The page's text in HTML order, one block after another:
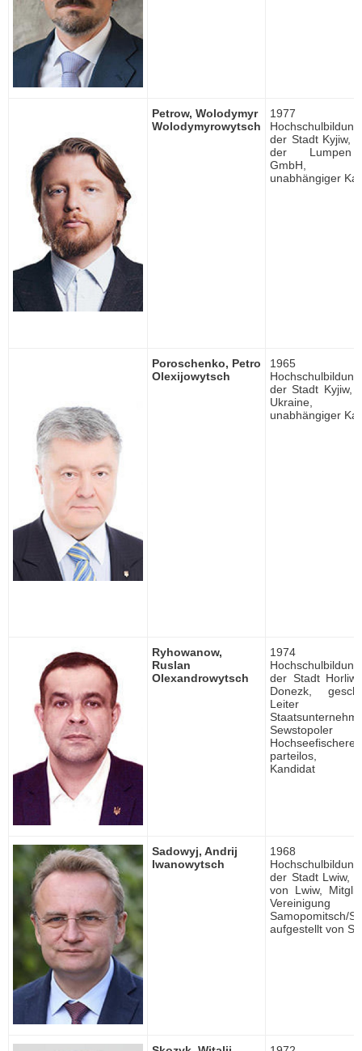
Petrow, Wolodymyr
Wolodymyrowytsch
1977
der Stadt Kyjiw,
der Lumpen
GmbH,
unabhängiger
Poroschenko, Petro
Olexijowytsch
1965
der Stadt Kyjiw,
Ukraine,
unabhängiger
Ryhowanow,
Ruslan
Olexandrowytsch
1974
der Stadt
Donezk,
Sewstopoler
parteilos,
Kandidat
Sadowyj, Andrij
Iwanowytsch
1968
der Stadt Lwiw,
von Lwiw,
Vereinigung
Samopomitsch/
aufgestellt von